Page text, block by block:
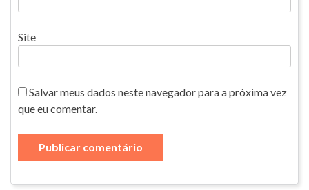
Site
Salvar meus dados neste navegador para a próxima vez
que eu comentar.